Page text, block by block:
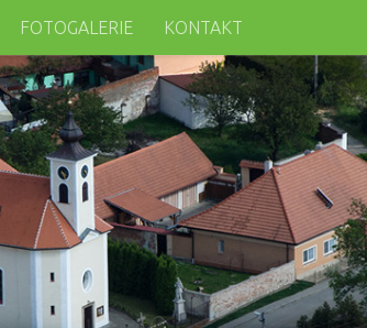
FOTOGALERIE KONTAKT